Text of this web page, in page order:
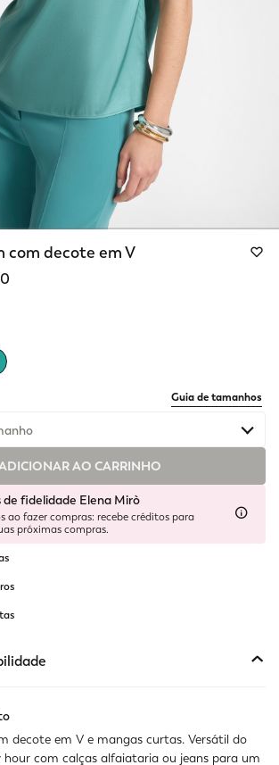
com decote em V
Guia de tamanhos
Disponível
IndisponívelMostrar artigos semelhantes
AO CARRINHO
de fidelidade Elena Mirò
ao fazer compras: recebe créditos para
próximas compras.
decote em V e mangas curtas. Versátil do
com calças alfaiataria ou jeans para um